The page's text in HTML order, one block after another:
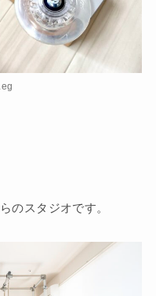
のスタジオです。